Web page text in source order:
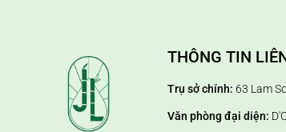
THÔNG TIN
Trụ sở chính: 63 Lam
Văn phòng đại diện: